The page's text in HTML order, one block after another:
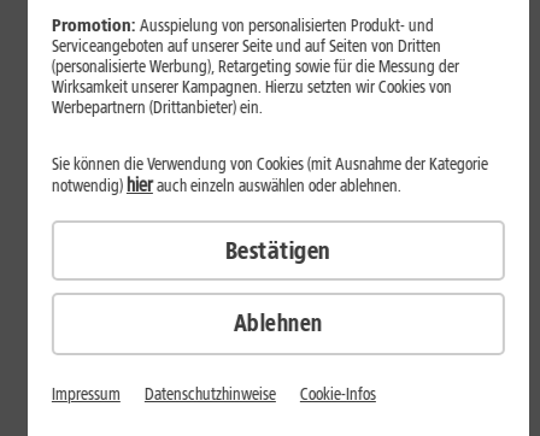
Mehr erfahren
Internet zuhause
Ad-Blocker aktivieren: Werbung
Promotion: Ausspielung von personalisierten Produkt- und
Serviceangeboten auf unserer Seite und auf Seiten von Dritten
(personalisierte Werbung), Retargeting sowie für die Messung der
Wirksamkeit unserer Kampagnen. Hierzu setzten wir Cookies von
Werbepartnern (Drittanbieter) ein.
Ablehnen
Sie können die Verwendung von Cookies (mit Ausnahme der Kategorie
notwendig) hierauch einzeln auswählen oder ablehnen.
Bestätigen
Impressum Datenschutzhinweise Cookie-Infos